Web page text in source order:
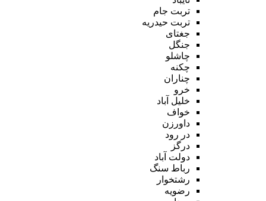
تربت جام
تربت حیدریه
جغتای
جنگل
چاشلو
چکنه
چناران
خرو
خلیل آباد
خواف
داورزن
در رود
درگز
دولت آباد
رباط سنگ
رشتخوار
رضویه